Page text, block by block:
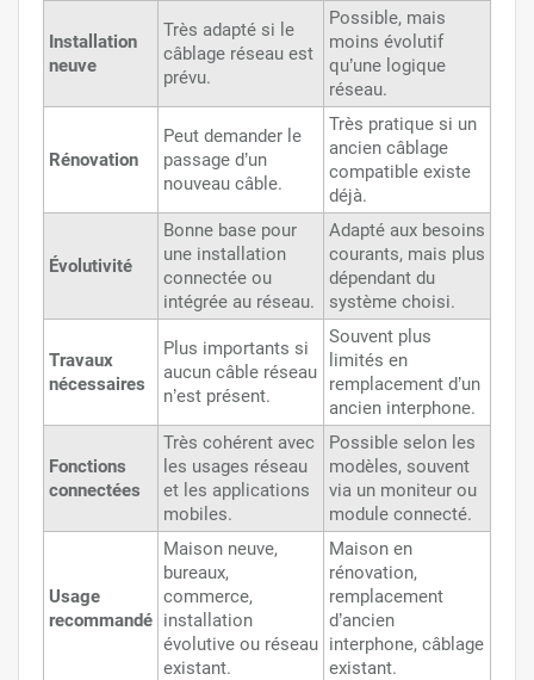
Installation
neuve
Très adapté si le
câblage réseau est
prévu.
Possible, mais
moins évolutif
qu’une logique
réseau.
Rénovation
Peut demander le
passage d’un
nouveau câble.
Très pratique si un
ancien câblage
compatible existe
déjà.
Évolutivité
Bonne base pour
une installation
connectée ou
intégrée au réseau.
Adapté aux besoins
courants, mais plus
dépendant du
système choisi.
Travaux
nécessaires
Plus importants si
aucun câble réseau
n’est présent.
Souvent plus
limités en
remplacement d’un
ancien interphone.
Fonctions
connectées
Très cohérent avec
les usages réseau
et les applications
mobiles.
Possible selon les
modèles, souvent
via un moniteur ou
module connecté.
Usage
recommandé
Maison neuve,
bureaux,
commerce,
installation
évolutive ou réseau
existant.
Maison en
rénovation,
remplacement
d’ancien
interphone, câblage
existant.